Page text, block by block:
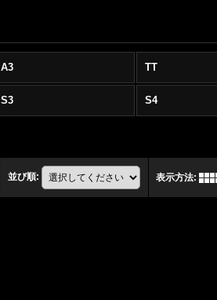
A3 TT
S3 S4
並び順: 表示方法: